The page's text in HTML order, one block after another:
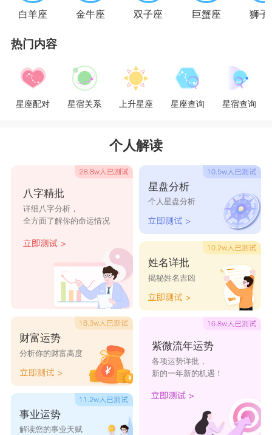
射手男浪荡不羁，喜欢自由自在无拘无束的生
活，一个对他穷追不舍的女生会让他觉得被束缚，
怎么理睬，甚至和他对着干的女生吸引，因为这样
的女生很容易激发他的征服欲，让他忍不住去追
星座乐原创文章，转载需注明出处
白羊座 金牛座 双子座 巨蟹座 狮子
热门内容
星座配对 星宿关系 上升星座 星座查询 星宿查询
个人解读
八字精批
详细八字分析，
全方面了解你的命运情况
财富运势
分析你的财富高度
事业运势
解读您的事业天赋
星盘分析
个人星盘分析
姓名详批
揭秘姓名吉凶
紫微流年运势
各项运势详批，
新的一年新的机遇！